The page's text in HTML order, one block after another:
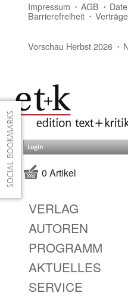
Impressum AGB
Barrierefreiheit
Vorschau Herbst 2026
Login
0 Artikel
VERLAG
AUTOREN
PROGRAMM
AKTUELLES
SERVICE